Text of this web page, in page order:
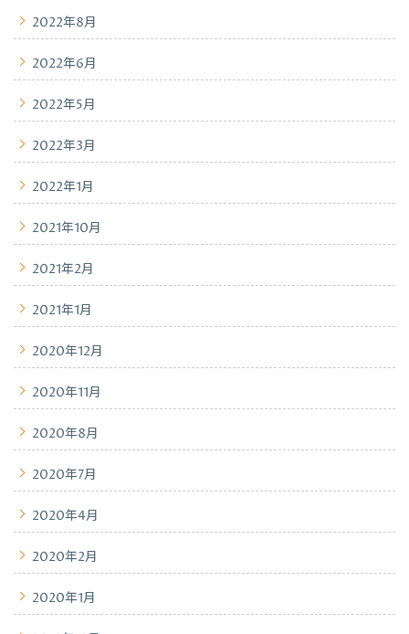
2022年8月
2022年6月
2022年5月
2022年3月
2022年1月
2021年10月
2021年2月
2021年1月
2020年12月
2020年11月
2020年8月
2020年7月
2020年4月
2020年2月
2020年1月